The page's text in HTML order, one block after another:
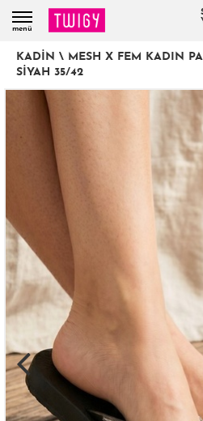
menü
KADIN \ MESH X FEM KADIN
SIYAH 35/42